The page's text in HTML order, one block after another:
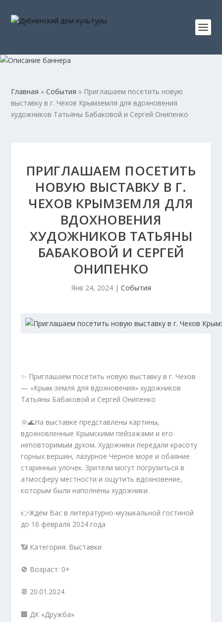
Главная »События » Приглашаем посетить новую
выставку в г. Чехов Крымземля для вдохновения
художников Татьяны Бабаковой и Сергей Онипенко
ПРИГЛАШАЕМ ПОСЕТИТЬ
НОВУЮ ВЫСТАВКУ В Г.
ЧЕХОВ КРЫМЗЕМЛЯ ДЛЯ
ВДОХНОВЕНИЯ
ХУДОЖНИКОВ ТАТЬЯНЫ
БАБАКОВОЙ И СЕРГЕЙ
ОНИПЕНКО
Янв 24, 2024| События
✨ Приглашаем посетить новую выставку в г. Чехов
— «Крым-земля для вдохновения» художников
Татьяны Бабаковой и Сергей Онипенко
🌞🌊На выставке представлены картины,
вдохновленные Крымскими пейзажами и его
неповторимым духом. Художники передали красоту
горных вершин, лазурное Черное море и обаяние
старинных улочек. Зрители могут погрузиться в
атмосферу местности и ощутить вдохновение,
которым были наполнены художники.
👉Ждём Вас в литературно-музыкальной гостиной
до 16 февраля 2024 года
📶 Категория: Выставки
🚫 Возраст: 0+
📆 20.01.2024
🏢 ДК «Дружба»